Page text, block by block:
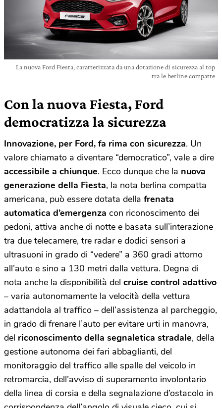
La nuova Ford Fiesta, caratterizzata da una dotazione di sicurezza al top
tra le berline compatte
Con la nuova Fiesta, Ford
democratizza la sicurezza
Innovazione, per Ford, fa rima con sicurezza. Un
valore chiamato a diventare “democratico”, vale a dire
accessibile a chiunque. Ecco dunque che la nuova
generazione della Fiesta, la nota berlina compatta
americana, può essere dotata della frenata
automatica d’emergenza con riconoscimento dei
pedoni, attiva anche di notte e basata sull’interazione
tra due telecamere, tre radar e dodici sensori a
ultrasuoni in grado di “vedere” a 360 gradi attorno
all’auto e sino a 130 metri dalla vettura. Degna di
nota anche la disponibilità del cruise control adattivo
– varia autonomamente la velocità della vettura
adattandola al traffico – dell’assistenza al parcheggio,
in grado di frenare l’auto per evitare urti in manovra,
del riconoscimento della segnaletica stradale, della
gestione autonoma dei fari abbaglianti, del
monitoraggio del traffico alle spalle del veicolo in
retromarcia, dell’avviso di superamento involontario
della linea di corsia e della segnalazione d’ostacolo in